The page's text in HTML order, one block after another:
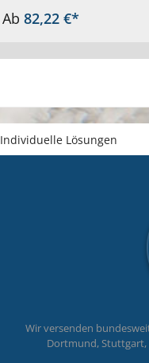
Farben zur Auswahl
polyesterverstärkte PVC-
stabilisiert, beständig
Schieben als Vorhang bis -
Schweißverfahren:
bzw. Breite enthält die
cm auch aufrollbar als
Weitere Produktinfos
Ab 82,22 €*
Individuelle Lösungen
Wir versenden
Dortmund, Stuttgart,